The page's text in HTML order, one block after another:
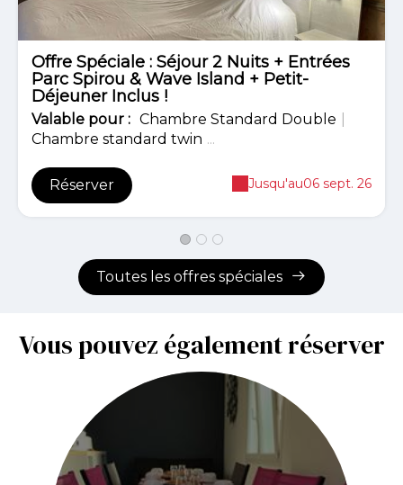
Offre Spéciale : Séjour 2 Nuits + Entrées
Parc Spirou & Wave Island + Petit-
Déjeuner Inclus !
Valable pour : Chambre Standard Double
Chambre standard twin ...
Réserver Jusqu'au06 sept. 26
Toutes les offres spéciales
Vous pouvez également réserver